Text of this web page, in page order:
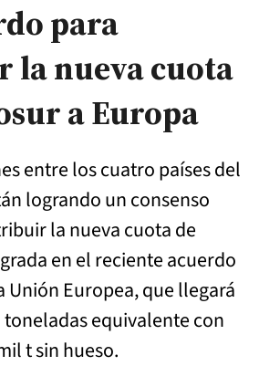
para
nueva cuota
a Europa
entre los cuatro países del
logrando un consenso
la nueva cuota de
en el reciente acuerdo
Unión Europea, que llegará
toneladas equivalente con
t sin hueso.